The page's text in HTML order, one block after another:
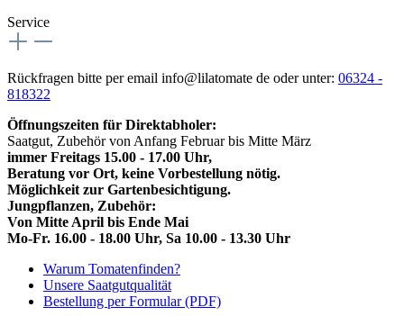
Service
Rückfragen bitte per email info@lilatomate de oder unter: 06324 -
818322
Öffnungszeiten für Direktabholer:
Saatgut, Zubehör von Anfang Februar bis Mitte März
immer Freitags 15.00 - 17.00 Uhr,
Beratung vor Ort, keine Vorbestellung nötig.
Möglichkeit zur Gartenbesichtigung.
Jungpflanzen, Zubehör:
Von Mitte April bis Ende Mai
Mo-Fr. 16.00 - 18.00 Uhr, Sa 10.00 - 13.30 Uhr
Warum Tomatenfinden?
Unsere Saatgutqualität
Bestellung per Formular (PDF)